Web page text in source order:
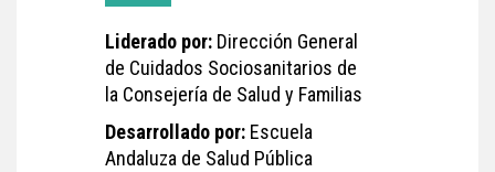
Liderado por: Dirección General
de Cuidados Sociosanitarios de
la Consejería de Salud y Familias
Desarrollado por: Escuela
Andaluza de Salud Pública